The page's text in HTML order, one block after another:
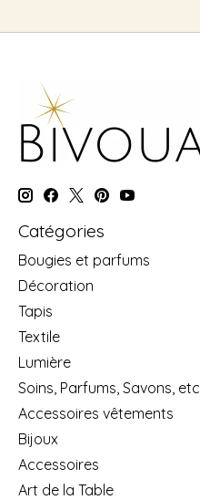
Catégories
Bougies et parfums
Décoration
Tapis
Textile
Lumière
Soins, Parfums, Savons, etc
Accessoires vêtements
Bijoux
Accessoires
Art de la Table